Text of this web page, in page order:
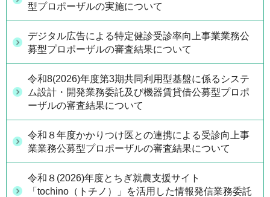
型プロポーザルの実施について
デジタル広告による特定健診受診率向上事業業務公
募型プロポーザルの審査結果について
令和8(2026)年度第3期共同利用型基盤に係るシステ
ム設計・開発業務委託及び機器賃貸借公募型プロポ
ーザルの審査結果について
令和８年度かかりつけ医との連携による受診向上事
業業務公募型プロポーザルの審査結果について
令和８(2026)年度とちぎ就農支援サイト
「tochino（トチノ）」を活用した情報発信業務委託